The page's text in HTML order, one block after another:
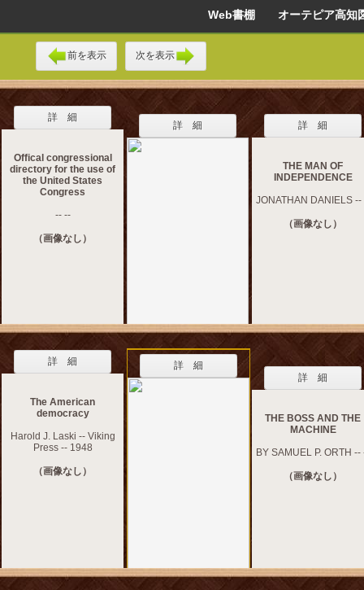
Web書棚 オーテピア高知
前を表示 次を表示
詳 細
Offical congressional
directory for the use of
the United States
Congress
-- --
（画像なし）
詳 細 詳 細
THE MAN OF
INDEPENDENCE
JONATHAN DANIELS --
（画像なし）
詳 細
The American
democracy
Harold J. Laski -- Viking
Press -- 1948
（画像なし）
詳 細
詳 細
THE BOSS AND THE
MACHINE
BY SAMUEL P. ORTH --
（画像なし）